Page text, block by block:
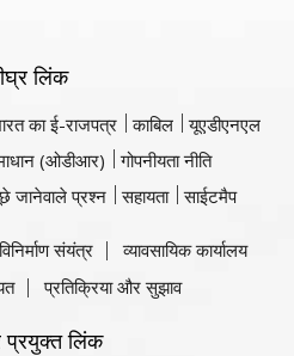
लिंक
का ई-राजपत्र काबिल
यूएडीएनएल
(ओडीआर)
गोपनीयता नीति
जानेवाले प्रश्न सहायता साईटमैप
विनिर्माण संयंत्र
व्यावसायिक कार्यालय
प्रतिक्रिया और सुझाव
लिंक